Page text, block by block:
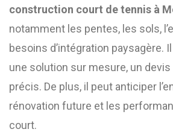
construction court de tennis à
notamment les pentes, les sols,
besoins d’intégration paysagère.
une solution sur mesure, un
précis. De plus, il peut anticiper
rénovation future et les
court.